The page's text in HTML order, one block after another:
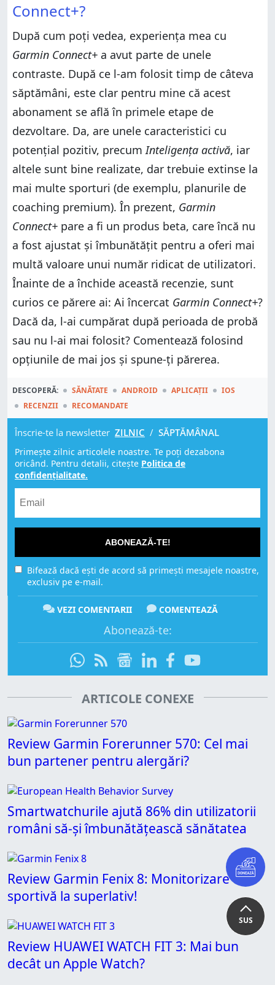
SUS
Connect+?
După cum poți vedea, experiența mea cu
Garmin Connect+ a avut parte de unele
contraste. După ce l-am folosit timp de câteva
săptămâni, este clar pentru mine că acest
abonament se află în primele etape de
dezvoltare. Da, are unele caracteristici cu
potențial pozitiv, precumInteligența activă, iar
altele sunt bine realizate, dar trebuie extinse la
mai multe sporturi (de exemplu, planurile de
coaching premium). În prezent, Garmin
Connect+ pare a fi un produs beta, care încă nu
a fost ajustat și îmbunătățit pentru a oferi mai
multă valoare unui număr ridicat de utilizatori.
Înainte de a închide această recenzie, sunt
curios ce părere ai: Ai încercat Garmin Connect+?
Dacă da, l-ai cumpărat după perioada de probă
sau nu l-ai mai folosit? Comentează folosind
opțiunile de mai jos și spune-ți părerea.
DESCOPERĂ: SĂNĂTATE ANDROID APLICAȚII
IOS
RECENZII
RECOMANDATE
Înscrie-te la newsletter ZILNIC / SĂPTĂMÂNAL
Primește zilnic articolele noastre. Te poți dezabona
oricând. Pentru detalii, citește Politica de
confidențialitate.
ABONEAZĂ-TE!
Bifează dacă ești de acord să primești mesajele noastre,
exclusiv pe e-mail.
VEZI COMENTARII COMENTEAZĂ
Abonează-te:
ARTICOLE CONEXE
Review Garmin Forerunner 570: Cel mai
bun partener pentru alergări?
Smartwatchurile ajută 86% din utilizatorii
români să-și îmbunătățească sănătatea
Review Garmin Fenix 8: Monitorizare
sportivă la superlativ!
Review HUAWEI WATCH FIT 3: Mai bun
decât un Apple Watch?